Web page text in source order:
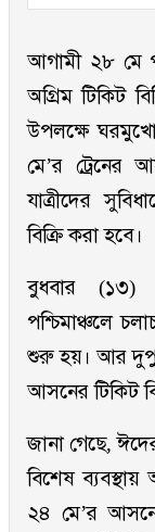
আগামী ২৮ মে
অগ্রিম টিকিট
উপলক্ষে ঘরমুখো
মে’র ট্রেনের
যাত্রীদের
বিক্রি করা হবে।
বুধবার (১৩)
পশ্চিমাঞ্চলে
শুরু হয়। আর দুপুর
আসনের টিকিট
জানা গেছে,
বিশেষ ব্যবস্থায়
২৪ মে’র